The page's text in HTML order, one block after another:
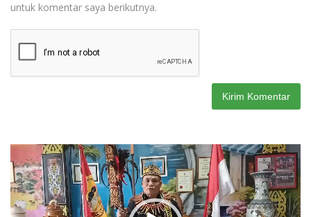
untuk komentar saya berikutnya.
Pemutar
Video